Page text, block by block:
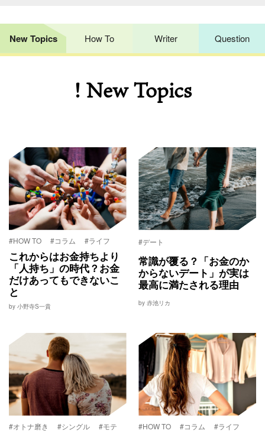
New Topics How To Writer Question
! New Topics
#HOW TO #コラム #ライフ
これからはお金持ちより
「人持ち」の時代？お金
だけあってもできないこ
と
by 小野寺S一貴
#デート
常識が覆る？「お金のか
からないデート」が実は
最高に満たされる理由
by 赤池リカ
#オトナ磨き #シングル #モテ #HOW TO #コラム #ライフ